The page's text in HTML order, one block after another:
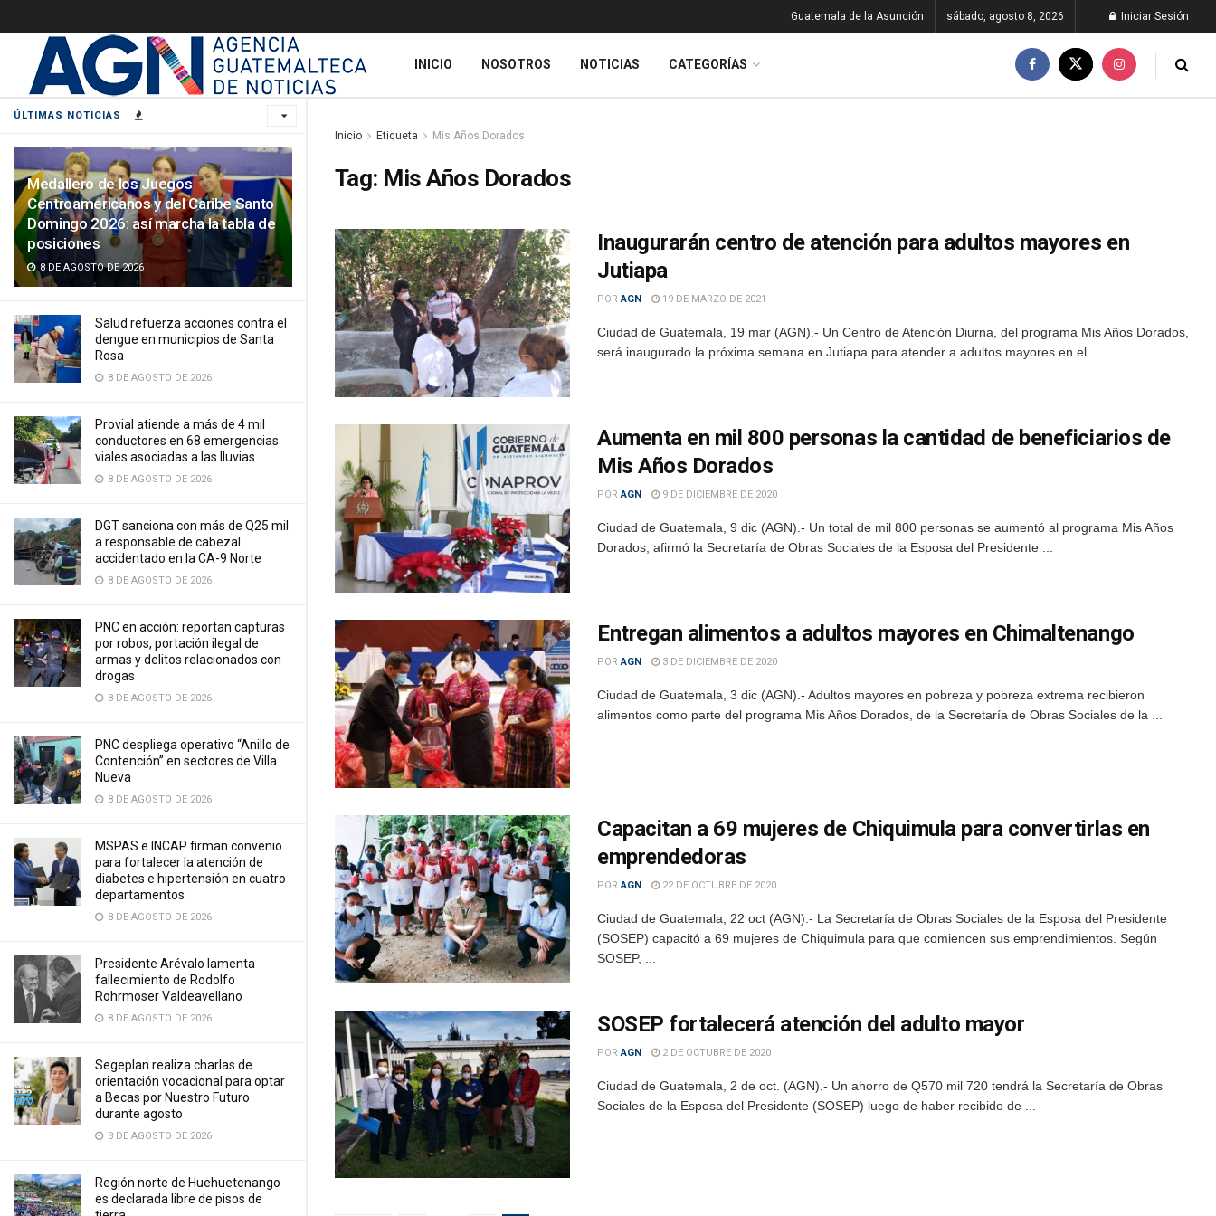
ÚLTIMAS NOTICIAS
Medallero de los Juegos
Centroamericanos y del Caribe Santo
Domingo 2026: así marcha la tabla de
posiciones
8 DE AGOSTO DE 2026
Salud refuerza acciones contra el
dengue en municipios de Santa
Rosa
8 DE AGOSTO DE 2026
Provial atiende a más de 4 mil
conductores en 68 emergencias
viales asociadas a las lluvias
8 DE AGOSTO DE 2026
DGT sanciona con más de Q25 mil
a responsable de cabezal
accidentado en la CA-9 Norte
8 DE AGOSTO DE 2026
PNC en acción: reportan capturas
por robos, portación ilegal de
armas y delitos relacionados con
drogas
8 DE AGOSTO DE 2026
PNC despliega operativo “Anillo de
Contención” en sectores de Villa
Nueva
8 DE AGOSTO DE 2026
MSPAS e INCAP firman convenio
para fortalecer la atención de
diabetes e hipertensión en cuatro
departamentos
8 DE AGOSTO DE 2026
Presidente Arévalo lamenta
fallecimiento de Rodolfo
Rohrmoser Valdeavellano
8 DE AGOSTO DE 2026
Segeplan realiza charlas de
orientación vocacional para optar
a Becas por Nuestro Futuro
durante agosto
8 DE AGOSTO DE 2026
Región norte de Huehuetenango
es declarada libre de pisos de
Guatemala de la Asunción sábado, agosto 8, 2026 Iniciar Sesión
INICIO NOSOTROS NOTICIAS CATEGORÍAS
Inicio Etiqueta Mis Años Dorados
Tag: Mis Años Dorados
Inaugurarán centro de atención para adultos mayores en
Jutiapa
POR AGN 19 DE MARZO DE 2021
Ciudad de Guatemala, 19 mar (AGN).- Un Centro de Atención Diurna, del programa Mis Años Dorados,
será inaugurado la próxima semana en Jutiapa para atender a adultos mayores en el ...
Aumenta en mil 800 personas la cantidad de beneficiarios de
Mis Años Dorados
POR AGN 9 DE DICIEMBRE DE 2020
Ciudad de Guatemala, 9 dic (AGN).- Un total de mil 800 personas se aumentó al programa Mis Años
Dorados, afirmó la Secretaría de Obras Sociales de la Esposa del Presidente ...
Entregan alimentos a adultos mayores en Chimaltenango
POR AGN 3 DE DICIEMBRE DE 2020
Ciudad de Guatemala, 3 dic (AGN).- Adultos mayores en pobreza y pobreza extrema recibieron
alimentos como parte del programa Mis Años Dorados, de la Secretaría de Obras Sociales de la ...
Capacitan a 69 mujeres de Chiquimula para convertirlas en
emprendedoras
POR AGN 22 DE OCTUBRE DE 2020
Ciudad de Guatemala, 22 oct (AGN).- La Secretaría de Obras Sociales de la Esposa del Presidente
(SOSEP) capacitó a 69 mujeres de Chiquimula para que comiencen sus emprendimientos. Según
SOSEP, ...
SOSEP fortalecerá atención del adulto mayor
POR AGN 2 DE OCTUBRE DE 2020
Ciudad de Guatemala, 2 de oct. (AGN).- Un ahorro de Q570 mil 720 tendrá la Secretaría de Obras
Sociales de la Esposa del Presidente (SOSEP) luego de haber recibido de ...